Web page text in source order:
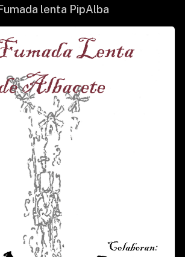
lenta PipAlba